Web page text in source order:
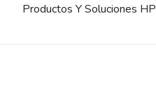
Productos Y Soluciones HP